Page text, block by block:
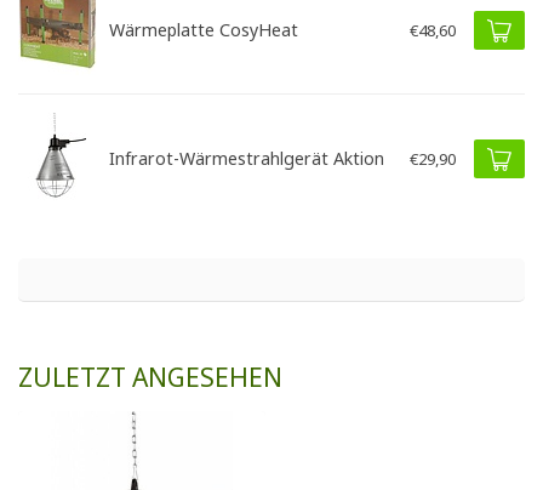
Wärmeplatte CosyHeat €48,60
Infrarot-Wärmestrahlgerät Aktion €29,90
ZULETZT ANGESEHEN